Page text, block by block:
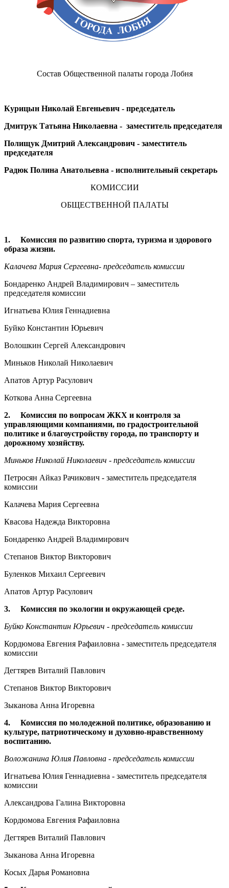
Состав Общественной палаты города Лобня
Курицын Николай Евгеньевич - председатель
Дмитрук Татьяна Николаевна - заместитель председателя
Полищук Дмитрий Александрович - заместитель
председателя
Радюк Полина Анатольевна - исполнительный секретарь
КОМИССИИ
ОБЩЕСТВЕННОЙ ПАЛАТЫ
1. Комиссия по развитию спорта, туризма и здорового
образа жизни.
Калачева Мария Сергеевна- председатель комиссии
Бондаренко Андрей Владимирович – заместитель
председателя комиссии
Игнатьева Юлия Геннадиевна
Буйко Константин Юрьевич
Волошкин Сергей Александрович
Миньков Николай Николаевич
Апатов Артур Расулович
Коткова Анна Сергеевна
2. Комиссия по вопросам ЖКХ и контроля за
управляющими компаниями, по градостроительной
политике и благоустройству города, по транспорту и
дорожному хозяйству.
Миньков Николай Николаевич - председатель комиссии
Петросян Айказ Рачикович - заместитель председателя
комиссии
Калачева Мария Сергеевна
Квасова Надежда Викторовна
Бондаренко Андрей Владимирович
Степанов Виктор Викторович
Буленков Михаил Сергеевич
Апатов Артур Расулович
3. Комиссия по экологии и окружающей среде.
Буйко Константин Юрьевич - председатель комиссии
Кордюмова Евгения Рафаиловна - заместитель председателя
комиссии
Дегтярев Виталий Павлович
Степанов Виктор Викторович
Зыканова Анна Игоревна
4. Комиссия по молодежной политике, образованию и
культуре, патриотическому и духовно-нравственному
воспитанию.
Воложанина Юлия Павловна - председатель комиссии
Игнатьева Юлия Геннадиевна - заместитель председателя
комиссии
Александрова Галина Викторовна
Кордюмова Евгения Рафаиловна
Дегтярев Виталий Павлович
Зыканова Анна Игоревна
Косых Дарья Романовна